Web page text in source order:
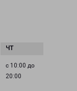
с 10:00 до
20:00